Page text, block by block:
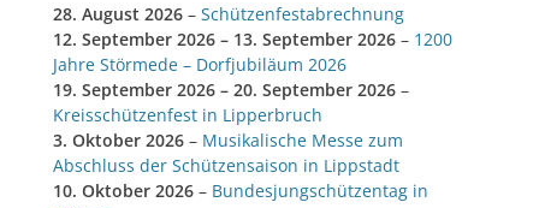
28. August 2026 – Schützenfestabrechnung
12. September 2026 – 13. September 2026 – 1200
Jahre Störmede – Dorfjubiläum 2026
19. September 2026 – 20. September 2026 –
Kreisschützenfest in Lipperbruch
3. Oktober 2026 – Musikalische Messe zum
Abschluss der Schützensaison in Lippstadt
10. Oktober 2026 – Bundesjungschützentag in